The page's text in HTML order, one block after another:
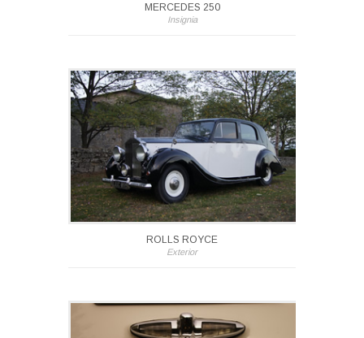
MERCEDES 250
Insignia
ROLLS ROYCE
Exterior